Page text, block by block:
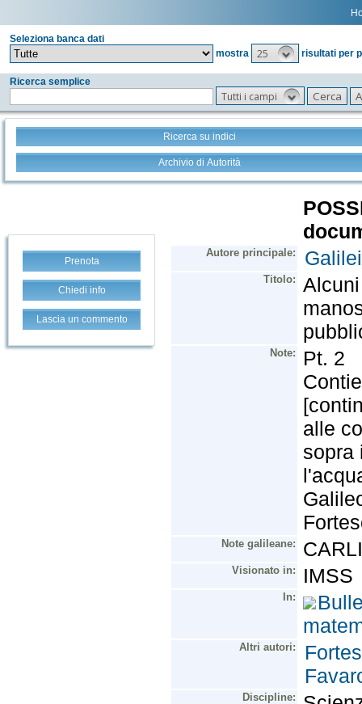
Seleziona banca dati
mostra
25 risultati per
Ricerca semplice
Tutti i campi
Ricerca su indici
Archivio di Autorità
Prenota
Chiedi info
Lascia un commento